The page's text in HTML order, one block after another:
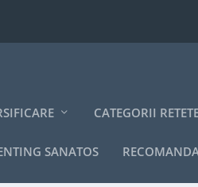
CATEGORII
SANATOS